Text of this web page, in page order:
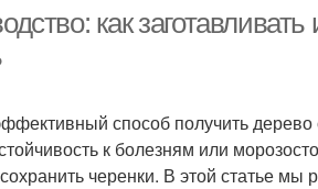
как
способ получить
к болезням или
черенки. В этой статье мы